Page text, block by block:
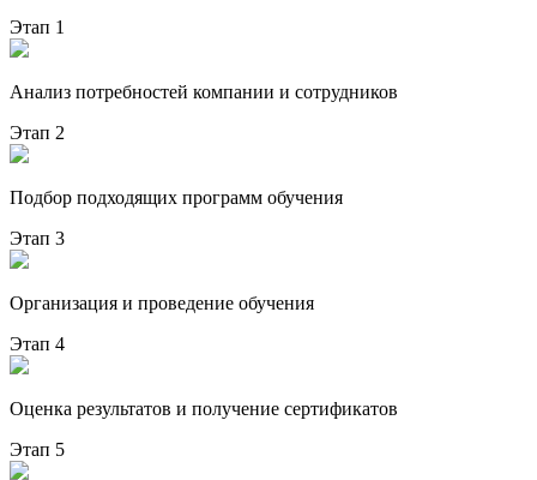
Этап 1
Анализ потребностей компании и сотрудников
Этап 2
Подбор подходящих программ обучения
Этап 3
Организация и проведение обучения
Этап 4
Оценка результатов и получение сертификатов
Этап 5